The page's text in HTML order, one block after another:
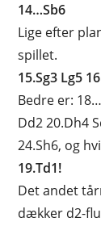
14…Sb6
Lige efter
spillet.
15.Sg3 Lg5
Bedre er:
Dd2 20.Dh4
24.Sh6, og
19.Td1!
Det andet
dækker d2-